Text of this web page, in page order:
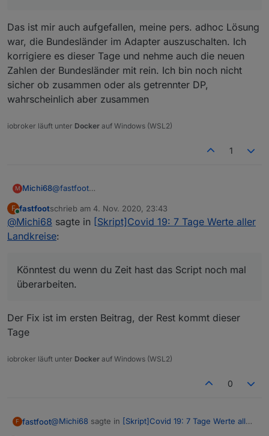
Das ist mir auch aufgefallen, meine pers. adhoc Lösung
war, die Bundesländer im Adapter auszuschalten. Ich
korrigiere es dieser Tage und nehme auch die neuen
Zahlen der Bundesländer mit rein. Ich bin noch nicht
sicher ob zusammen oder als getrennter DP,
wahrscheinlich aber zusammen
iobroker läuft unter Docker auf Windows (WSL2)
1
M Michi68@fastfoot
ich habe heute ein update auf die coronavirus-
statistics 0.6.3 gemacht, und dann gesehen das ich
eine ganze Menge Warnungen bekomme.
Spoiler
Bundesländer einen Datenpunkt cases_per_100k
bekommen haben, und dort die Datenpunkt BL,
bescheiden sind, man könnte auch sagen nicht
vorhanden sind, konnte ich mir nur auf die schnelle so
const idData = 'coronavirus-
in
Nun fehlen aber leider die Kreise. Könntest du wenn
Wäre sehr nett, und wenn es nicht zu viel Arbeit ist
auch die Bundesländer mit reinnehmen, oder separat
Gruß Michael
F
Online
fastfootschrieb am 4. Nov. 2020, 23:43
zuletzt editiert von
@Michi68 sagte in [Skript]Covid 19: 7 Tage Werte aller
Landkreise:
Könntest du wenn du Zeit hast das Script noch mal
überarbeiten.
Der Fix ist im ersten Beitrag, der Rest kommt dieser
Tage
iobroker läuft unter Docker auf Windows (WSL2)
0
F fastfoot@Michi68 sagte in [Skript]Covid 19: 7 Tage Werte aller